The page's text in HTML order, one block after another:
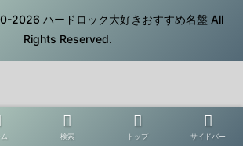
ハードロック大好きおすすめ名盤 All
Rights Reserved.
検索 トップ サイドバー